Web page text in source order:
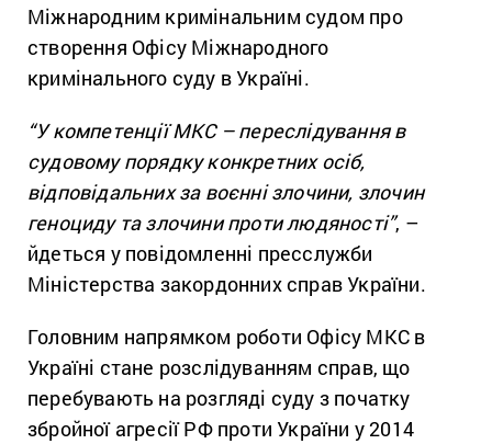
Міжнародним кримінальним судом про
створення Офісу Міжнародного
кримінального суду в Україні.
“У компетенції МКС – переслідування в
судовому порядку конкретних осіб,
відповідальних за воєнні злочини, злочин
геноциду та злочини проти людяності”, –
йдеться у повідомленні пресслужби
Міністерства закордонних справ України.
Головним напрямком роботи Офісу МКС в
Україні стане розслідуванням справ, що
перебувають на розгляді суду з початку
збройної агресії РФ проти України у 2014